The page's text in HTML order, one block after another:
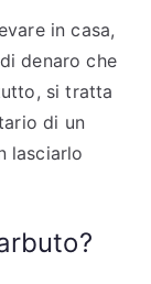
in casa,
denaro che
si tratta
di un
lasciarlo